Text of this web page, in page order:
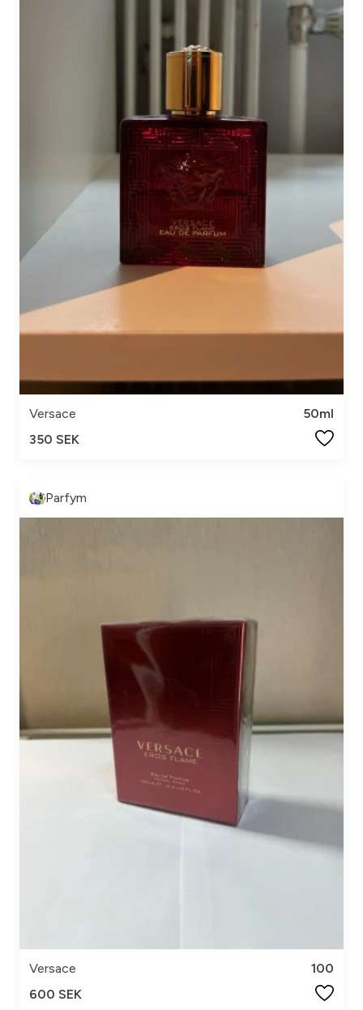
Versace
50ml
350 SEK
Parfym
Versace
100
600 SEK